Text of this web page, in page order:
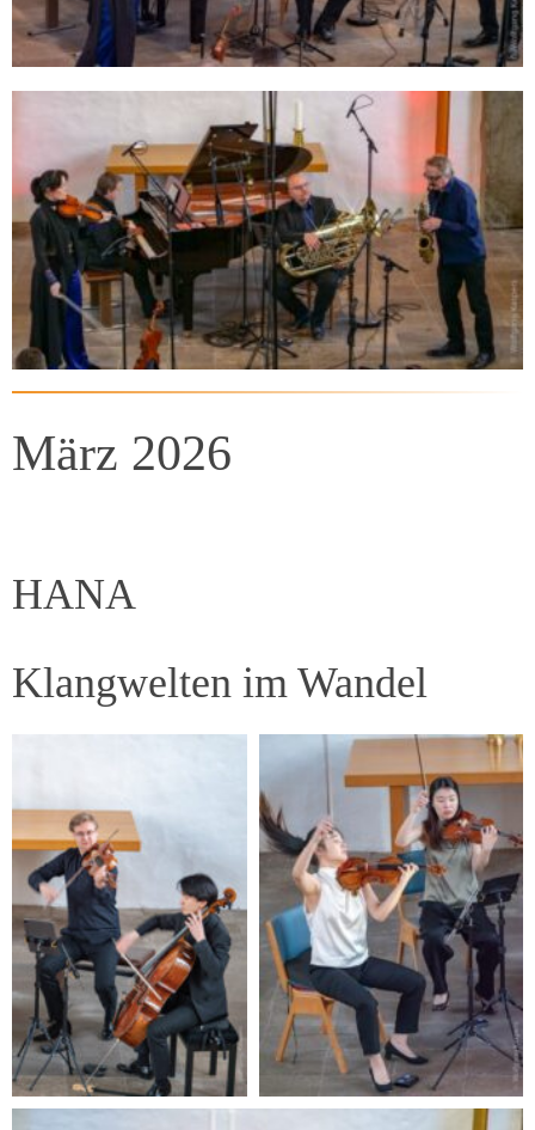
März 2026
HANA
Klangwelten im Wandel